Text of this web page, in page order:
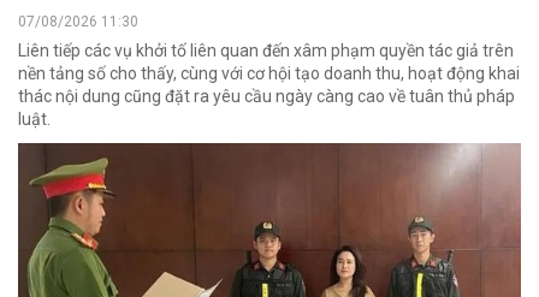
07/08/2026 11:30
Liên tiếp các vụ khởi tố liên quan đến xâm phạm quyền tác giả trên
nền tảng số cho thấy, cùng với cơ hội tạo doanh thu, hoạt động khai
thác nội dung cũng đặt ra yêu cầu ngày càng cao về tuân thủ pháp
luật.